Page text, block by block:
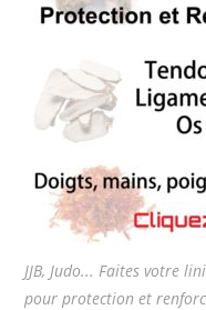
JJB, Judo... Faites votre
pour protection et